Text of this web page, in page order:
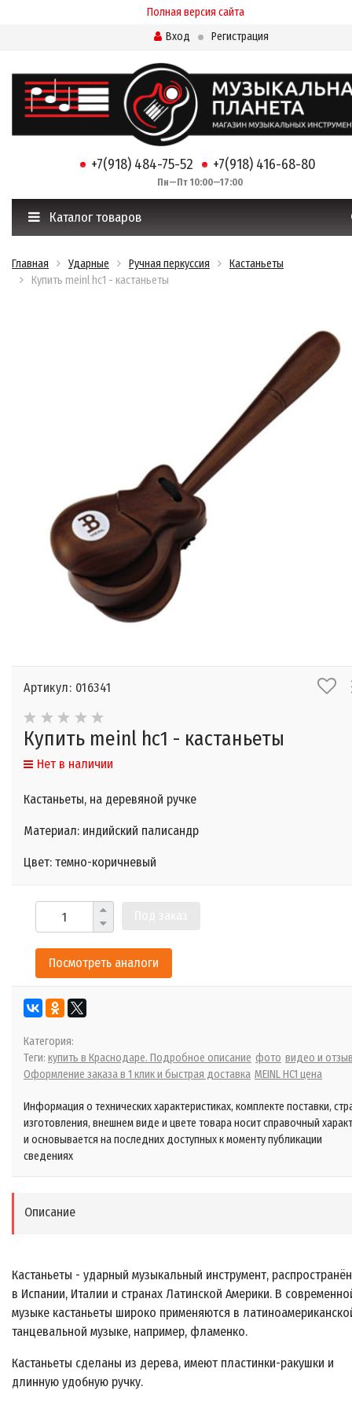
Полная версия сайта
Вход
Регистрация
+7(918) 484-75-52 +7(918) 416-68-80
Пн—Пт 10:00—17:00
Каталог товаров
Главная Ударные Ручная перкуссия
Кастаньеты
Купить meinl hc1 - кастаньеты
Артикул: 016341
Купить meinl hc1 - кастаньеты
Нет в наличии
Кастаньеты, на деревяной ручке
Материал: индийский палисандр
Цвет: темно-коричневый
Посмотреть аналоги
Категория:
Теги: купить в Краснодаре. Подробное описание фото видео и
Оформление заказа в 1 клик и быстрая доставка MEINL HC1 цена
Информация о технических характеристиках, комплекте поставки,
изготовления, внешнем виде и цвете товара носит справочный
и основывается на последних доступных к моменту публикации
сведениях
Описание
Кастаньеты - ударный музыкальный инструмент,
в Испании, Италии и странах Латинской Америки. В
музыке кастаньеты широко применяются в
танцевальной музыке, например, фламенко.
Кастаньеты сделаны из дерева, имеют пластинки-ракушки и
длинную удобную ручку.